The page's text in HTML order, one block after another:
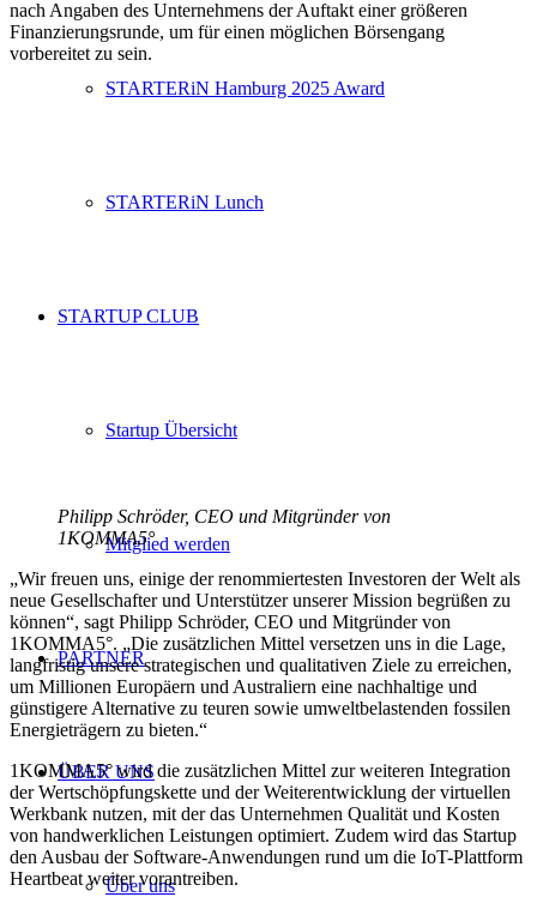
STARTERiN Hamburg 2025 Award
STARTERiN Lunch
STARTUP CLUB
Startup Übersicht
Mitglied werden
PARTNER
ÜBER UNS
Über uns
nach Angaben des Unternehmens der Auftakt einer größeren
Finanzierungsrunde, um für einen möglichen Börsengang
vorbereitet zu sein.
Philipp Schröder, CEO und Mitgründer von
1KOMMA5°
„Wir freuen uns, einige der renommiertesten Investoren der Welt als
neue Gesellschafter und Unterstützer unserer Mission begrüßen zu
können“, sagt Philipp Schröder, CEO und Mitgründer von
1KOMMA5°. „Die zusätzlichen Mittel versetzen uns in die Lage,
langfristig unsere strategischen und qualitativen Ziele zu erreichen,
um Millionen Europäern und Australiern eine nachhaltige und
günstigere Alternative zu teuren sowie umweltbelastenden fossilen
Energieträgern zu bieten.“
1KOMMA5° wird die zusätzlichen Mittel zur weiteren Integration
der Wertschöpfungskette und der Weiterentwicklung der virtuellen
Werkbank nutzen, mit der das Unternehmen Qualität und Kosten
von handwerklichen Leistungen optimiert. Zudem wird das Startup
den Ausbau der Software-Anwendungen rund um die IoT-Plattform
Heartbeat weiter vorantreiben.